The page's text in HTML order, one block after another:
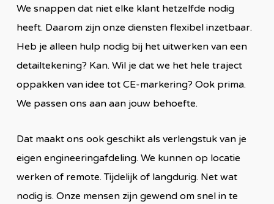
We snappen dat niet elke klant hetzelfde nodig
heeft. Daarom zijn onze diensten flexibel inzetbaar.
Heb je alleen hulp nodig bij het uitwerken van een
detailtekening? Kan. Wil je dat we het hele traject
oppakken van idee tot CE-markering? Ook prima.
We passen ons aan aan jouw behoefte.
Dat maakt ons ook geschikt als verlengstuk van je
eigen engineeringafdeling. We kunnen op locatie
werken of remote. Tijdelijk of langdurig. Net wat
nodig is. Onze mensen zijn gewend om snel in te